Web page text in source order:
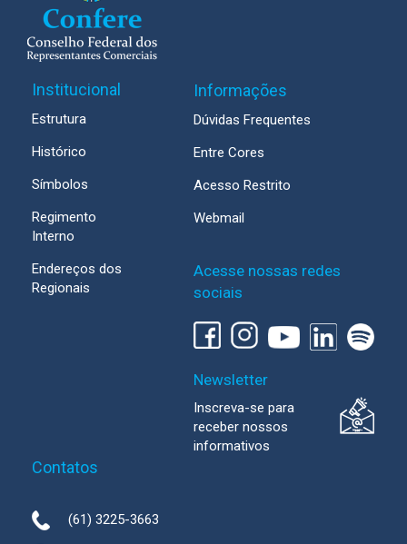
Institucional
Estrutura
Histórico
Símbolos
Regimento
Interno
Endereços dos
Regionais
Informações
Dúvidas Frequentes
Entre Cores
Acesso Restrito
Webmail
Acesse nossas redes
sociais
Newsletter
Inscreva-se para
receber nossos
informativos
Contatos
(61) 3225-3663